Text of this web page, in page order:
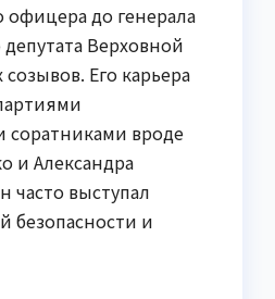
офицера до генерала
Верховной
Его карьера
соратниками вроде
и Александра
часто выступал
безопасности и